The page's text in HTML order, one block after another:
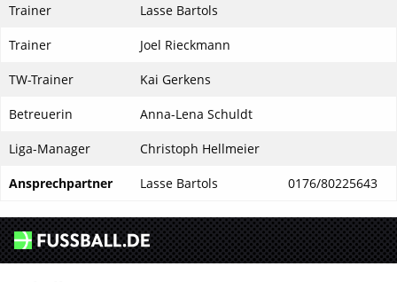
Trainer Lasse Bartols
Trainer Joel Rieckmann
TW-Trainer Kai Gerkens
Betreuerin Anna-Lena Schuldt
Liga-Manager Christoph Hellmeier
Ansprechpartner Lasse Bartols 0176/80225643